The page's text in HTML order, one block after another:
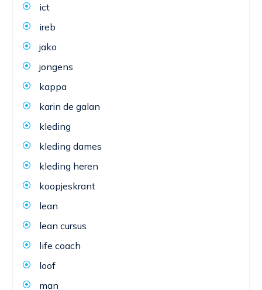
ict
ireb
jako
jongens
kappa
karin de galan
kleding
kleding dames
kleding heren
koopjeskrant
lean
lean cursus
life coach
loof
man